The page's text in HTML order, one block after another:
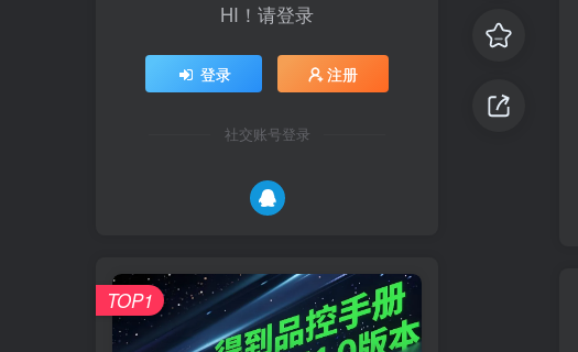
HI！请登录
登录 注册
社交账号登录
TOP1